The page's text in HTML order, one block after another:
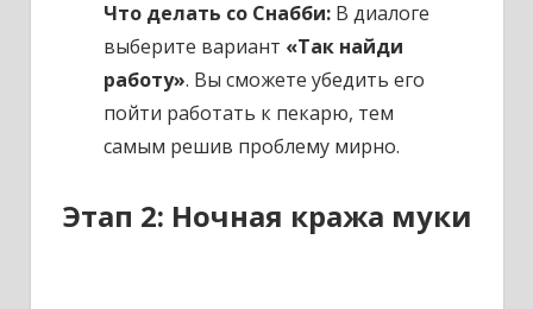
Что делать со Снабби:В диалоге
выберите вариант «Так найди
работу». Вы сможете убедить его
пойти работать к пекарю, тем
самым решив проблему мирно.
Этап 2: Ночная кража муки